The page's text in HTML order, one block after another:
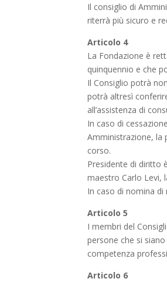
Il consiglio di
riterrà più sicuro e
Articolo 4
La Fondazione è
quinquennio e che
Il Consiglio potrà
potrà altresì
all’assistenza di
In caso di
Amministrazione, la
corso.
Presidente di diritto
maestro Carlo Levi,
In caso di nomina
Articolo 5
I membri del
persone che si
competenza
Articolo 6